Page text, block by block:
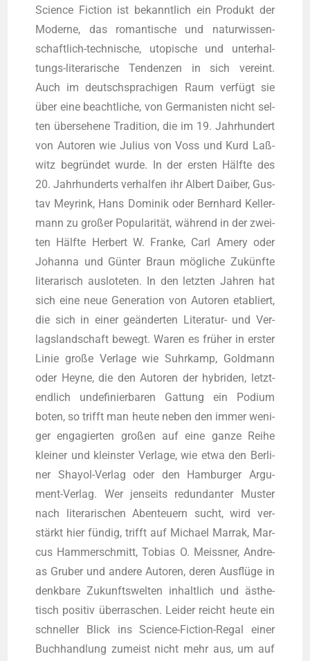
Sci­ence Fic­tion ist bekannt­lich ein Pro­dukt der
Moder­ne, das roman­ti­sche und natur­wis­sen­
schaft­lich-tech­ni­sche, uto­pi­sche und unter­hal­
tungs-lite­ra­ri­sche Ten­den­zen in sich ver­eint.
Auch im deutsch­spra­chi­gen Raum ver­fügt sie
über eine beacht­li­che, von Ger­ma­nis­ten nicht sel­
ten über­se­he­ne Tra­di­ti­on, die im 19. Jahr­hun­dert
von Autoren wie Juli­us von Voss und Kurd Laß­
witz begrün­det wur­de. In der ers­ten Hälf­te des
20. Jahr­hun­derts ver­hal­fen ihr Albert Dai­ber, Gus­
tav Mey­rink, Hans Domi­nik oder Bern­hard Kel­ler­
mann zu gro­ßer Popu­la­ri­tät, wäh­rend in der zwei­
ten Hälf­te Her­bert W. Fran­ke, Carl Ame­ry oder
Johan­na und Gün­ter Braun mög­li­che Zukünf­te
lite­ra­risch aus­lo­te­ten. In den letz­ten Jah­ren hat
sich eine neue Gene­ra­ti­on von Autoren eta­bliert,
die sich in einer geän­der­ten Lite­ra­tur- und Ver­
lags­land­schaft bewegt. Waren es frü­her in ers­ter
Linie gro­ße Ver­la­ge wie Suhr­kamp, Gold­mann
oder Hey­ne, die den Autoren der hybri­den, letzt­
end­lich unde­fi­nier­ba­ren Gat­tung ein Podi­um
boten, so trifft man heu­te neben den immer weni­
ger enga­gier­ten gro­ßen auf eine gan­ze Rei­he
klei­ner und kleins­ter Ver­la­ge, wie etwa den Ber­li­
ner Shayol-Ver­lag oder den Ham­bur­ger Argu­
ment-Ver­lag. Wer jen­seits red­un­dan­ter Mus­ter
nach lite­ra­ri­schen Aben­teu­ern sucht, wird ver­
stärkt hier fün­dig, trifft auf Micha­el Mar­rak, Mar­
cus Ham­mer­schmitt, Tobi­as O. Meiss­ner, Andre­
as Gru­ber und ande­re Autoren, deren Aus­flü­ge in
denk­ba­re Zukunfts­wel­ten inhalt­lich und ästhe­
tisch posi­tiv über­ra­schen. Lei­der reicht heu­te ein
schnel­ler Blick ins Sci­ence-Fic­tion-Regal einer
Buch­hand­lung zumeist nicht mehr aus, um auf